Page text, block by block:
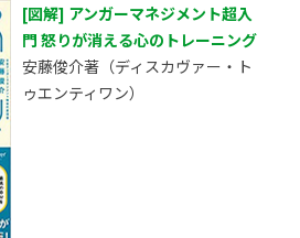
[図解] アンガーマネジメント超入
門 怒りが消える心のトレーニング
安藤俊介著（ディスカヴァー・ト
ゥエンティワン）